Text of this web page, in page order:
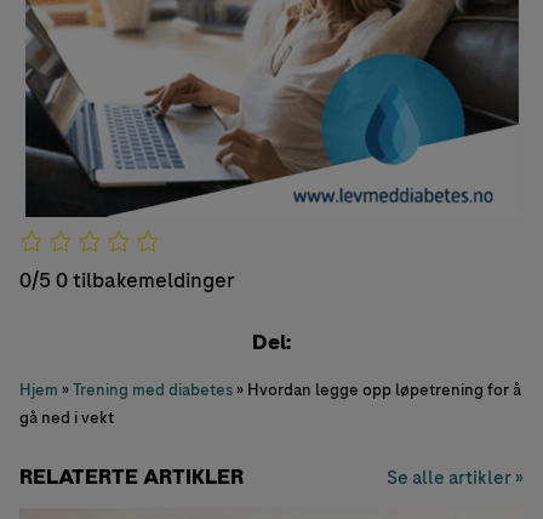
0/5 0 tilbakemeldinger
Del:
Hjem »Trening med diabetes» Hvordan legge opp løpetrening for å
gå ned i vekt
RELATERTE ARTIKLER Se alle artikler »